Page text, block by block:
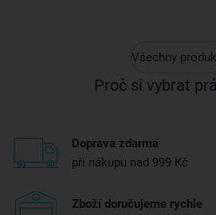
Všechny
Proč si vybrat
Doprava zdarma
při nákupu nad 999 Kč
Zboží doručujeme rychle